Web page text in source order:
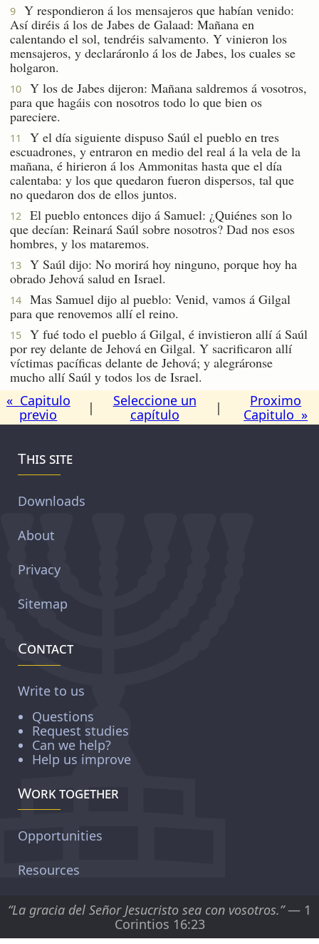
9
Y respondieron á los mensajeros que habían venido:
Así diréis á los de Jabes de Galaad: Mañana en
calentando el sol, tendréis salvamento. Y vinieron los
mensajeros, y declaráronlo á los de Jabes, los cuales se
holgaron.
10
Y los de Jabes dijeron: Mañana saldremos á vosotros,
para que hagáis con nosotros todo lo que bien os
pareciere.
11
Y el día siguiente dispuso Saúl el pueblo en tres
escuadrones, y entraron en medio del real á la vela de la
mañana, é hirieron á los Ammonitas hasta que el día
calentaba: y los que quedaron fueron dispersos, tal que
no quedaron dos de ellos juntos.
12
El pueblo entonces dijo á Samuel: ¿Quiénes son lo
que decían: Reinará Saúl sobre nosotros? Dad nos esos
hombres, y los mataremos.
13
Y Saúl dijo: No morirá hoy ninguno, porque hoy ha
obrado Jehová salud en Israel.
14
Mas Samuel dijo al pueblo: Venid, vamos á Gilgal
para que renovemos allí el reino.
15
Y fué todo el pueblo á Gilgal, é invistieron allí á Saúl
por rey delante de Jehová en Gilgal. Y sacrificaron allí
víctimas pacíficas delante de Jehová; y alegráronse
mucho allí Saúl y todos los de Israel.
« Capitulo
previo
|
Seleccione un
capítulo
|
Proximo
Capitulo »
This site
Downloads
About
Privacy
Sitemap
Contact
Write to us
Questions
Request studies
Can we help?
Help us improve
Work together
Opportunities
Resources
“La gracia del Señor Jesucristo sea con vosotros.”— 1
Corintios 16:23